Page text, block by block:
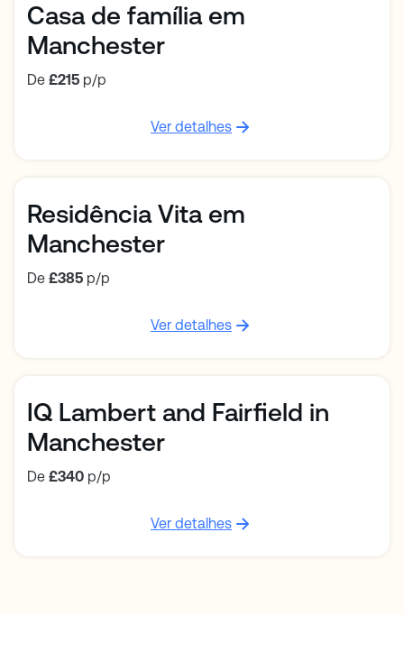
Casa de família em
Manchester
De £215 p/p
Ver detalhes
Residência Vita em
Manchester
De £385 p/p
Ver detalhes
IQ Lambert and Fairfield in
Manchester
De £340 p/p
Ver detalhes